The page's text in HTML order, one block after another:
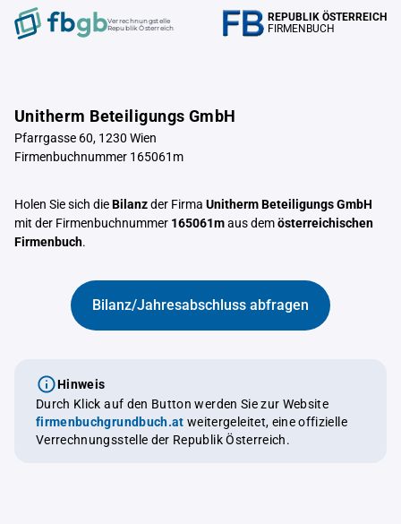
Verrechnungstelle
Republik Österreich
REPUBLIK ÖSTERREICH
FIRMENBUCH
Unitherm Beteiligungs GmbH
Pfarrgasse 60, 1230 Wien
Firmenbuchnummer 165061m
Holen Sie sich dieBilanzder Firma Unitherm Beteiligungs GmbH
mit der Firmenbuchnummer 165061maus demösterreichischen
Firmenbuch.
Bilanz/Jahresabschluss abfragen
Hinweis
Durch Klick auf den Button werden Sie zur Website
firmenbuchgrundbuch.at weitergeleitet, eine offizielle
Verrechnungsstelle der Republik Österreich.